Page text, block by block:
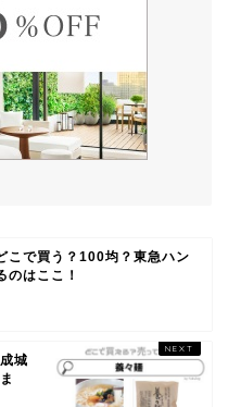
こで買う？100均？東急ハン
のはここ！
城